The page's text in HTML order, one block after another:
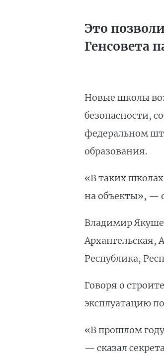
Это
Генсовета
Новые школы
безопасности,
федеральном
образования.
«В таких
на объекты», —
Владимир
Архангельская,
Республика,
Говоря о
эксплуатацию
«В прошлом
— сказал